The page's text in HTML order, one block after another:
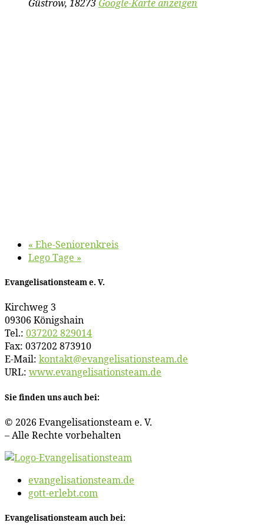
Güstrow, 18273Google-Karte anzeigen
« Ehe-Se­nio­ren­kreis
Le­go Tage »
Evan­ge­li­sa­ti­ons­team e. V.
Kirch­weg 3
09306 Königshain
Tel.: 037202 829014
Fax: 037202 873910
E‑Mail: kontakt@​evangelisationsteam.​de
URL: www​.evan​ge​li​sa​ti​ons​team​.de
Sie fin­den uns auch bei:
© 2026 Evan­ge­li­sa­ti­ons­team e. V.
– Al­le Rech­te vorbehalten
evangelisationsteam.de
gott-erlebt.com
Evan­ge­li­sa­ti­ons­team auch bei: